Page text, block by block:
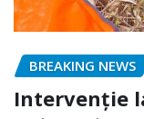
BREAKING NEWS
Intervenție